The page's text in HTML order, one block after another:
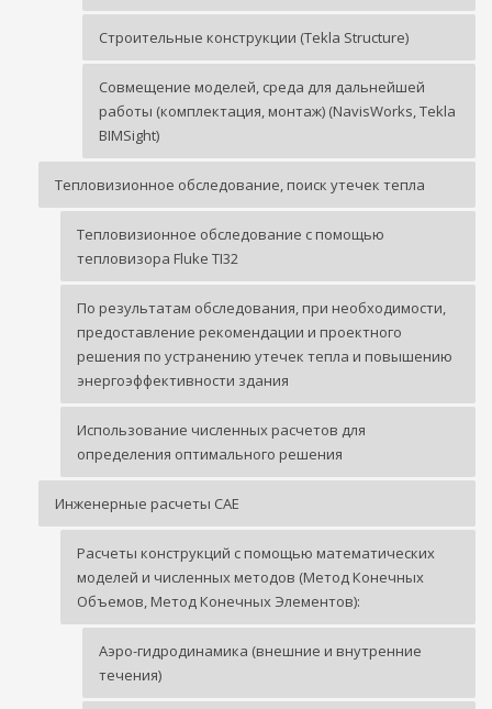
Строительные конструкции (Tekla Structure)
Совмещение моделей, среда для дальнейшей
работы (комплектация, монтаж) (NavisWorks, Tekla
BIMSight)
Тепловизионное обследование, поиск утечек тепла
Тепловизионное обследование с помощью
тепловизора Fluke TI32
По результатам обследования, при необходимости,
предоставление рекомендации и проектного
решения по устранению утечек тепла и повышению
энергоэффективности здания
Использование численных расчетов для
определения оптимального решения
Инженерные расчеты CAE
Расчеты конструкций с помощью математических
моделей и численных методов (Метод Конечных
Объемов, Метод Конечных Элементов):
Аэро-гидродинамика (внешние и внутренние
течения)